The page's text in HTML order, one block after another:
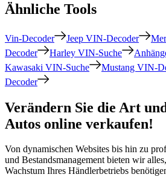
Ähnliche Tools
Vin-Decoder Jeep VIN-Decoder
Decoder
Harley VIN-Suche
Kawasaki VIN-Suche
Mustang VIN-
Decoder
Verändern Sie die Art
Autos online verkaufen!
Von dynamischen Websites bis hin zu
und Bestandsmanagement bieten wir
Wachstum Ihres Händlerbetriebs